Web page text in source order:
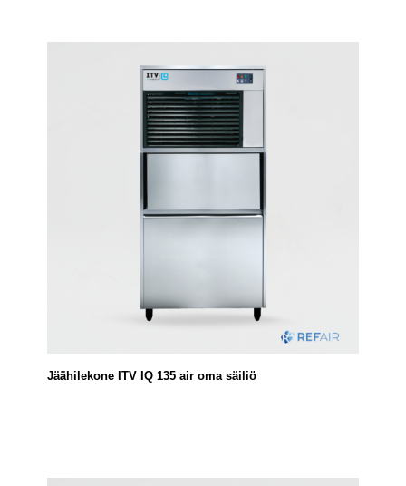
Jäähilekone ITV IQ 135 air oma säiliö